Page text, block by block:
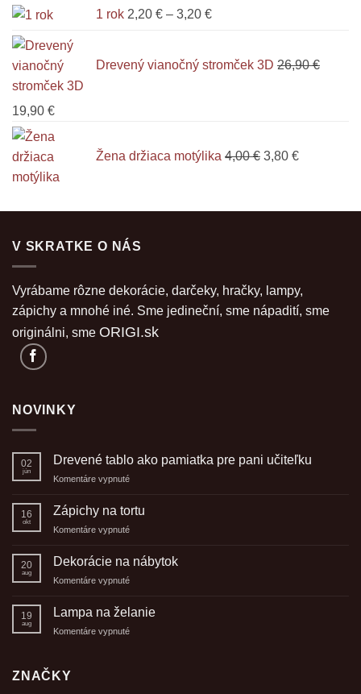
1 rok 2,20 € – 3,20 €Price
through
Drevený vianočný stromček 3D 26,90€
Pôvodná
cena
bola:
26,90 €.
19,90 €Aktuálna
Žena držiaca motýlika 4,00€ cena
3,80 €cena
V SKRATKE O NÁS
Vyrábame rôzne dekorácie, darčeky, hračky, lampy,
zápichy a mnohé iné. Sme jedineční, sme nápadití, sme
originálni, sme ORIGI.sk
NOVINKY
02
jún
Drevené tablo ako pamiatka pre pani učiteľku
Komentáre vypnuténa
tablo
pamiatka
pani
16
okt
Zápichy na tortu
Komentáre vypnuténa
20
aug
Dekorácie na nábytok
Komentáre vypnuténa
na
19
aug
Lampa na želanie
Komentáre vypnuténa
ZNAČKY